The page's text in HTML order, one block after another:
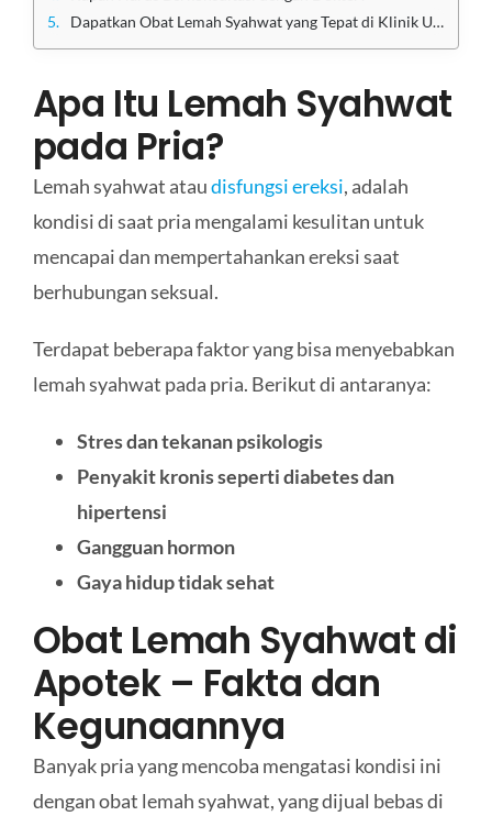
Dapatkan Obat Lemah Syahwat yang Tepat di Klinik Utama Sentosa
Apa Itu Lemah Syahwat
pada Pria?
Lemah syahwat ataudisfungsi ereksi, adalah
kondisi di saat pria mengalami kesulitan untuk
mencapai dan mempertahankan ereksi saat
berhubungan seksual.
Terdapat beberapa faktor yang bisa menyebabkan
lemah syahwat pada pria. Berikut di antaranya:
Stres dan tekanan psikologis
Penyakit kronis seperti diabetes dan
hipertensi
Gangguan hormon
Gaya hidup tidak sehat
Obat Lemah Syahwat di
Apotek – Fakta dan
Kegunaannya
Banyak pria yang mencoba mengatasi kondisi ini
dengan obat lemah syahwat, yang dijual bebas di